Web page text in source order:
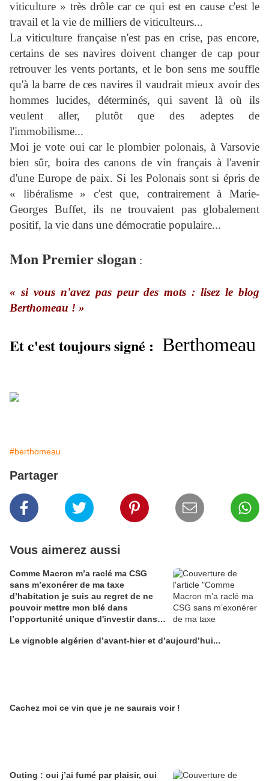
viticulture » très drôle car ce qui est en cause c'est le
travail et la vie de milliers de viticulteurs...
La viticulture française n'est pas en crise, pas encore,
certains de ses navires doivent changer de cap pour
retrouver les vents portants, et le bon sens me souffle
qu'à la barre de ces navires il vaudrait mieux avoir des
hommes lucides, déterminés, qui savent là où ils
veulent aller, plutôt que des adeptes de
l'immobilisme...
Moi je vote oui car le plombier polonais, à Varsovie
bien sûr, boira des canons de vin français à l'avenir
d'une Europe de paix. Si les Polonais sont si épris de
« libéralisme » c'est que, contrairement à Marie-
Georges Buffet, ils ne trouvaient pas globalement
positif, la vie dans une démocratie populaire...
Mon Premier slogan :
« si vous n'avez pas peur des mots : lisez le blog
Berthomeau ! »
Et c'est toujours signé : Berthomeau
#berthomeau
Partager
Vous aimerez aussi
Comme Macron m’a raclé ma CSG
sans m’exonérer de ma taxe
d’habitation je suis au regret de ne
pouvoir mettre mon blé dans
l’opportunité unique d'investir dans
Alain Edouard
Le vignoble algérien d’avant-hier et d’aujourd’hui...
Cachez moi ce vin que je ne saurais voir !
Outing : oui j’ai fumé par plaisir, oui